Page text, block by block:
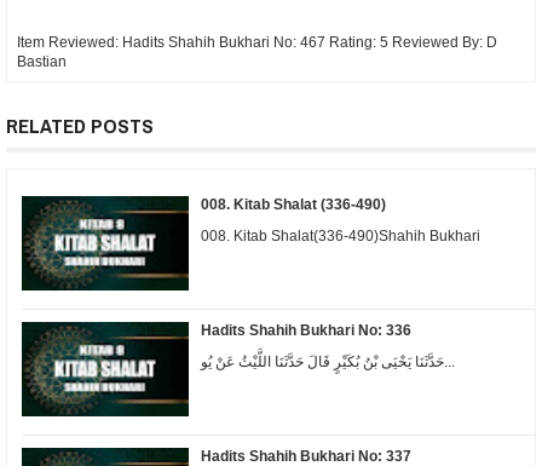
Item Reviewed: Hadits Shahih Bukhari No: 467 Rating: 5 Reviewed By: D
Bastian
RELATED POSTS
008. Kitab Shalat (336-490)
008. Kitab Shalat(336-490)Shahih Bukhari
Hadits Shahih Bukhari No: 336
حَدَّثَنَا يَحْيَى بْنُ بُكَيْرٍ قَالَ حَدَّثَنَا اللَّيْثُ عَنْ يُو...
Hadits Shahih Bukhari No: 337